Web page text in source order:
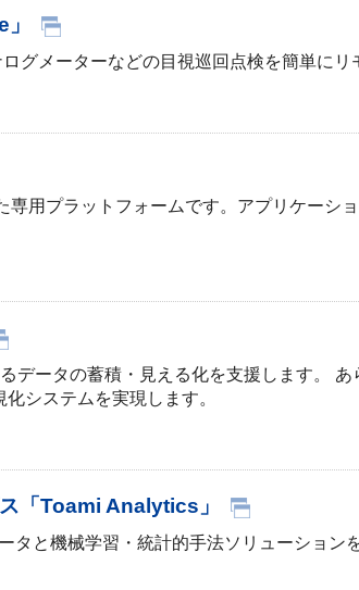
グメーターなどの目視巡回点検を簡単にリ
専用プラットフォームです。アプリケー
データの蓄積・見える化を支援します。
システムを実現します。
「Toami Analytics」
タと機械学習・統計的手法ソリューショ